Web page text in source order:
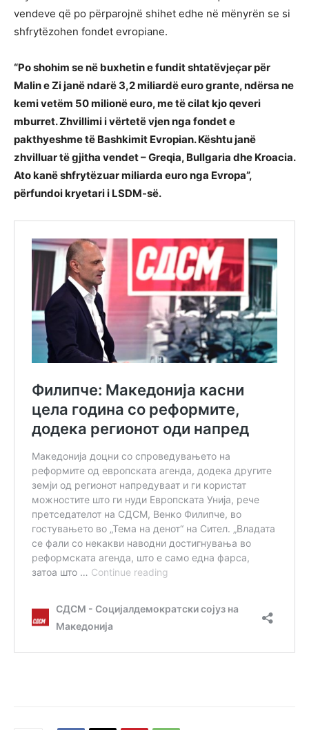
vendeve që po përparojnë shihet edhe në mënyrën se si
shfrytëzohen fondet evropiane.
“Po shohim se në buxhetin e fundit shtatëvjeçar për
Malin e Zi janë ndarë 3,2 miliardë euro grante, ndërsa ne
kemi vetëm 50 milionë euro, me të cilat kjo qeveri
mburret. Zhvillimi i vërtetë vjen nga fondet e
pakthyeshme të Bashkimit Evropian. Kështu janë
zhvilluar të gjitha vendet – Greqia, Bullgaria dhe Kroacia.
Ato kanë shfrytëzuar miliarda euro nga Evropa”,
përfundoi kryetari i LSDM-së.